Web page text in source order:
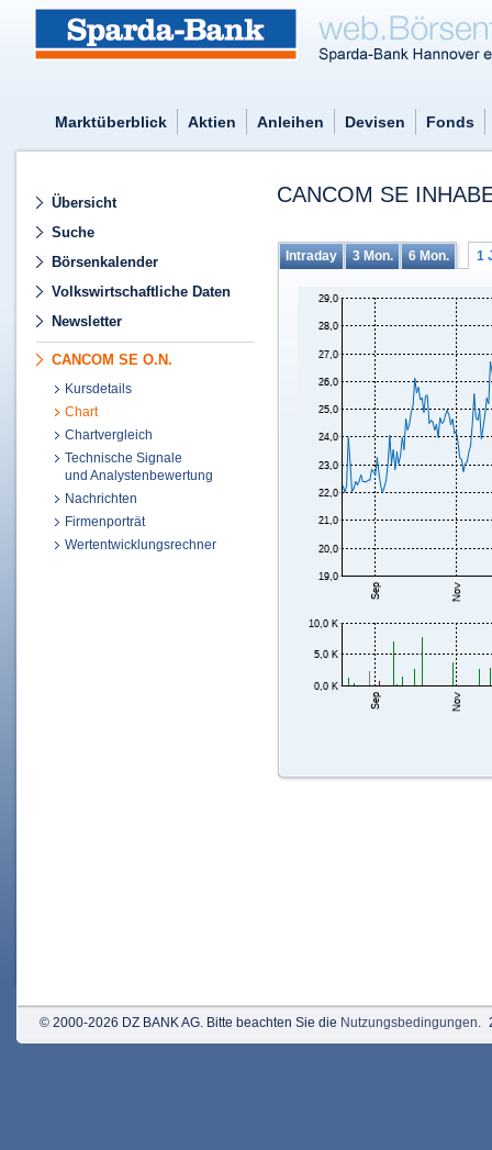
Marktüberblick Aktien Anleihen Devisen Fonds
Übersicht
Suche
Börsenkalender
Volkswirtschaftliche Daten
Newsletter
CANCOM SE O.N.
Kursdetails
Chart
Chartvergleich
Technische Signale
und Analystenbewertung
Nachrichten
Firmenporträt
Wertentwicklungsrechner
CANCOM SE
Intraday 3 Mon. 6 Mon. 1
© 2000-2026 DZ BANK AG. Bitte beachten Sie die Nutzungsbedingungen.